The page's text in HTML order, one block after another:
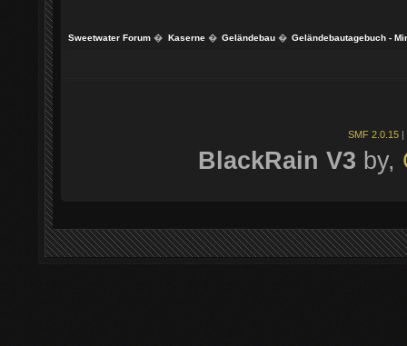
Sweetwater Forum � Kaserne� Geländebau� Geländebautagebuch -
SMF 2.0.15 |
BlackRain V3 by,